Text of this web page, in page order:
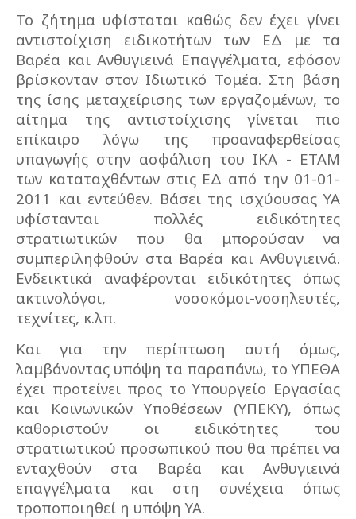
Το ζήτημα υφίσταται καθώς δεν έχει γίνει
αντιστοίχιση ειδικοτήτων των ΕΔ με τα
Βαρέα και Ανθυγιεινά Επαγγέλματα, εφόσον
βρίσκονταν στον Ιδιωτικό Τομέα. Στη βάση
της ίσης μεταχείρισης των εργαζομένων, το
αίτημα της αντιστοίχισης γίνεται πιο
επίκαιρο λόγω της προαναφερθείσας
υπαγωγής στην ασφάλιση του ΙΚΑ - ΕΤΑΜ
των καταταχθέντων στις ΕΔ από την 01-01-
2011 και εντεύθεν. Βάσει της ισχύουσας ΥΑ
υφίστανται πολλές ειδικότητες
στρατιωτικών που θα μπορούσαν να
συμπεριληφθούν στα Βαρέα και Ανθυγιεινά.
Ενδεικτικά αναφέρονται ειδικότητες όπως
ακτινολόγοι, νοσοκόμοι-νοσηλευτές,
τεχνίτες, κ.λπ.
Και για την περίπτωση αυτή όμως,
λαμβάνοντας υπόψη τα παραπάνω, το ΥΠΕΘΑ
έχει προτείνει προς το Υπουργείο Εργασίας
και Κοινωνικών Υποθέσεων (ΥΠΕΚΥ), όπως
καθοριστούν οι ειδικότητες του
στρατιωτικού προσωπικού που θα πρέπει να
ενταχθούν στα Βαρέα και Ανθυγιεινά
επαγγέλματα και στη συνέχεια όπως
τροποποιηθεί η υπόψη ΥΑ.